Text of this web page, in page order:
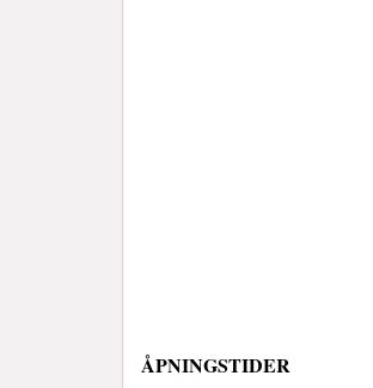
ÅPNINGSTIDER